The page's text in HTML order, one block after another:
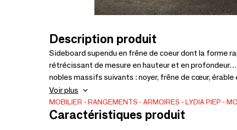
Description produit
Sideboard supendu en frêne de coeur dont la forme
rétrécissant de mesure en hauteur et en
nobles massifs suivants : noyer, frêne de cœur, érable
x 40 cm
Voir plus
MOBILIER RANGEMENTS ARMOIRES LYDIA PIEP
Caractéristiques produit